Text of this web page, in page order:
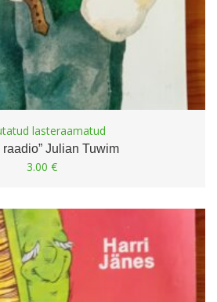
lasteraamatud
raadio” Julian Tuwim
3.00 €